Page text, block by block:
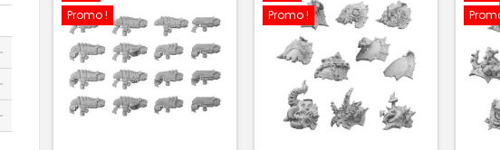
Promo !
Promo !